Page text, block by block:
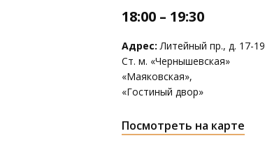
18:00 – 19:30
Адрес: Литейный пр., д. 17-19
Ст. м. «Чернышевская»
«Маяковская»,
«Гостиный двор»
Посмотреть на карте